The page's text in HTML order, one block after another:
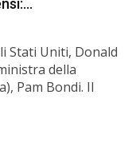
Stati Uniti, Donald
della
Pam Bondi. Il